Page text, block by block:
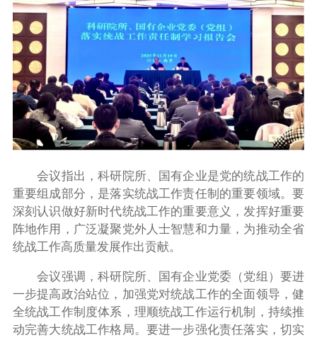
会议指出，科研院所、国有企业是党的统战工作的
重要组成部分，是落实统战工作责任制的重要领域。要
深刻认识做好新时代统战工作的重要意义，发挥好重要
阵地作用，广泛凝聚党外人士智慧和力量，为推动全省
统战工作高质量发展作出贡献。
会议强调，科研院所、国有企业党委（党组）要进
一步提高政治站位，加强党对统战工作的全面领导，健
全统战工作制度体系，理顺统战工作运行机制，持续推
动完善大统战工作格局。要进一步强化责任落实，切实